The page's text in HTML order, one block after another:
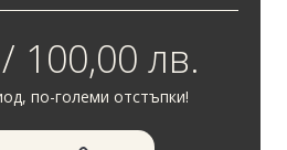
100,00 лв.
по-големи отстъпки!